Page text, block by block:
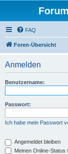
FAQ
Foren-Übersicht
Anmelden
Benutzername:
Passwort:
Ich habe mein Passwort
Angemeldet bleiben
Meinen Online-